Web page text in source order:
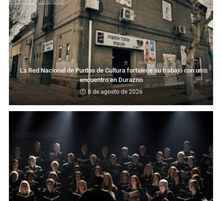
La Red Nacional de Puntos de Cultura fortalece su trabajo con un
encuentro en Durazno
8 de agosto de 2026